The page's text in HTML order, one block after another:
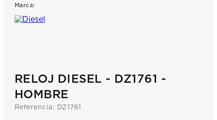
Marca:
RELOJ DIESEL - DZ1761 -
HOMBRE
Referencia: DZ1761